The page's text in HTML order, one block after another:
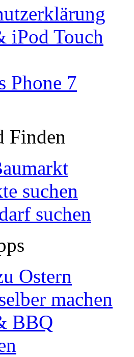
iPod Touch
Phone 7
Finden
suchen
suchen
Ostern
machen
BBQ